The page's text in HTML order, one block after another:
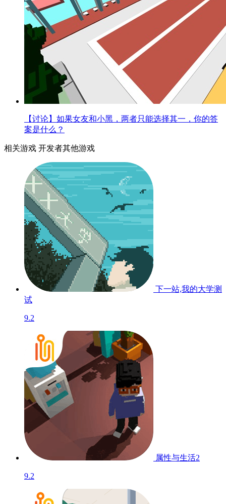
【讨论】如果女友和小黑，两者只能选择其一，你的答
案是什么？
相关游戏 开发者其他游戏
下一站,我的大学测
试
9.2
属性与生活2
9.2